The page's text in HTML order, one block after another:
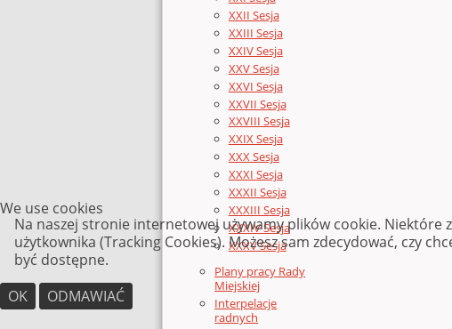
XXII Sesja
XXIII Sesja
XXIV Sesja
XXV Sesja
XXVI Sesja
XXVII Sesja
XXVIII Sesja
XXIX Sesja
XXX Sesja
XXXI Sesja
XXXII Sesja
XXXIII Sesja
XXXIV Sesja
XXXV Sesja
Plany pracy Rady
Miejskiej
Interpelacje
radnych
We use cookies
Na naszej stronie internetowej używamy plików cookie.
użytkownika (Tracking Cookies). Możesz sam zdecydować, czy
być dostępne.
OK
ODMAWIAĆ